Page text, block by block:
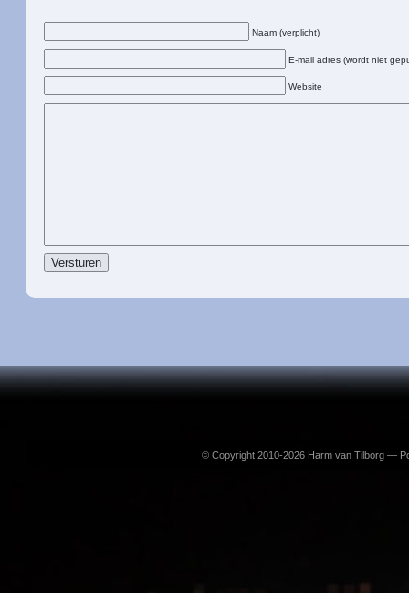
Naam (verplicht)
E-mail adres (wordt niet
Website
© Copyright 2010-2026 Harm van Tilborg —